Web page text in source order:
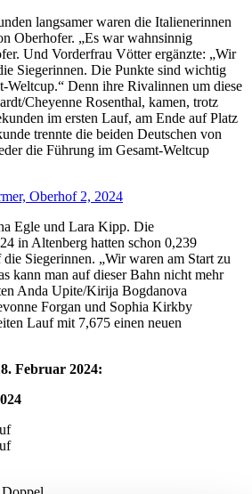
langsamer waren die Italienerinnen
Oberhofer. „Es war wahnsinnig
Und Vorderfrau Vötter ergänzte: „Wir
Siegerinnen. Die Punkte sind wichtig
Weltcup.“ Denn ihre Rivalinnen um diese
Cheyenne Rosenthal, kamen, trotz
im ersten Lauf, am Ende auf Platz
trennte die beiden Deutschen von
die Führung im Gesamt-Weltcup
Egle und Lara Kipp. Die
in Altenberg hatten schon 0,239
Siegerinnen. „Wir waren am Start zu
kann man auf dieser Bahn nicht mehr
Anda Upite/Kirija Bogdanova
Forgan und Sophia Kirkby
Lauf mit 7,675 einen neuen
Februar 2024: